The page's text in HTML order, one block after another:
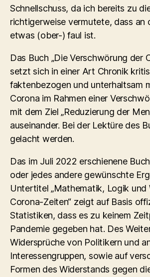
Schnellschuss, da ich bereits zu
richtigerweise vermutete, dass an
etwas (ober-) faul ist.
Das Buch „Die Verschwörung der
setzt sich in einer Art Chronik
faktenbezogen und unterhaltsam
Corona im Rahmen einer
mit dem Ziel „Reduzierung der
auseinander. Bei der Lektüre des
gelacht werden.
Das im Juli 2022 erschienene
oder jedes andere gewünschte
Untertitel „Mathematik, Logik und
Corona-Zeiten“ zeigt auf Basis
Statistiken, dass es zu keinem
Pandemie gegeben hat. Des
Widersprüche von Politikern und
Interessengruppen, sowie auf
Formen des Widerstands gegen